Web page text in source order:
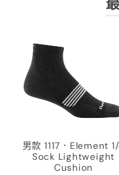
男款 1117．Element
Sock Lightweight
Cushion